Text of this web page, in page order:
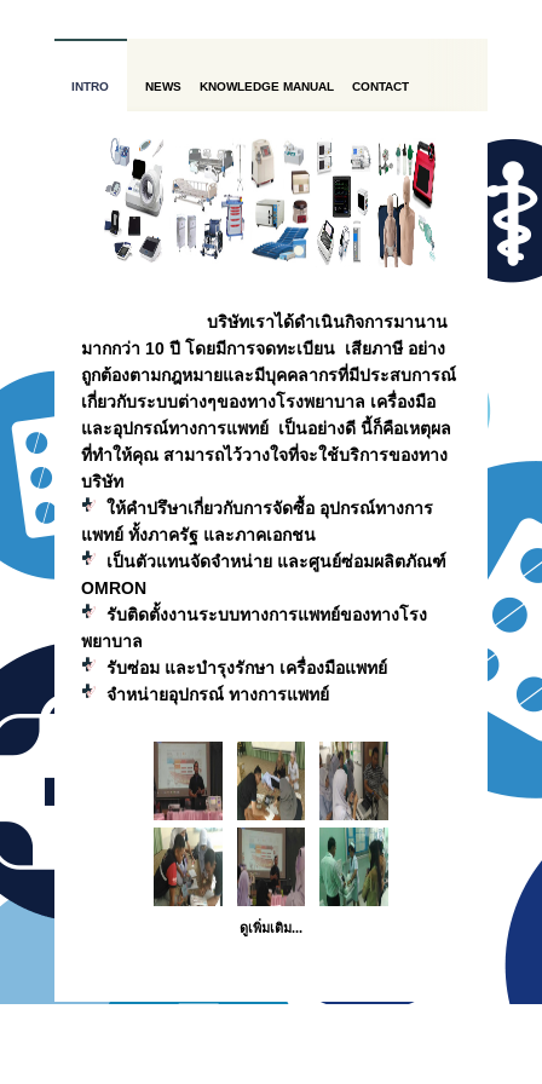
INTRO NEWS KNOWLEDGE MANUAL CONTACT
บริษัทเราได้ดำเนินกิจการมานาน
มากกว่า 10 ปี โดยมีการจดทะเบียน เสียภาษี อย่าง
ถูกต้องตามกฎหมายและมีบุคคลากรที่มีประสบการณ์
เกี่ยวกับระบบต่างๆของทางโรงพยาบาล เครื่องมือ
และอุปกรณ์ทางการแพทย์ เป็นอย่างดี นี้ก็คือเหตุผล
ที่ทำให้คุณ สามารถไว้วางใจที่จะใช้บริการของทาง
บริษัท
ให้คำปรึษาเกี่ยวกับการจัดซื้อ อุปกรณ์ทางการ
แพทย์ ทั้งภาครัฐ และภาคเอกชน
เป็นตัวแทนจัดจำหน่าย และศูนย์ซ่อมผลิตภัณฑ์
OMRON
รับติดตั้งงานระบบทางการแพทย์ของทางโรง
พยาบาล
รับซ่อม และบำรุงรักษา เครื่องมือแพทย์
จำหน่ายอุปกรณ์ ทางการแพทย์
ดูเพิ่มเติม...